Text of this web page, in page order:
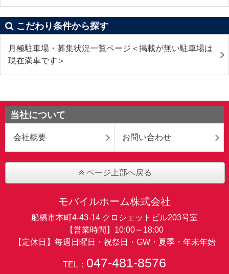
こだわり条件から探す
月極駐車場・募集状況一覧ページ＜掲載が無い駐車場は
現在満車です＞
当社について
会社概要 お問い合わせ
ページ上部へ戻る
モバイルホーム株式会社
船橋市本町4-43-14 クロシェットビル203号室
【営業時間】10:00～18:00
【定休日】毎週日曜日・祝祭日・GW・夏季・年末年始
TEL： 047-481-8576